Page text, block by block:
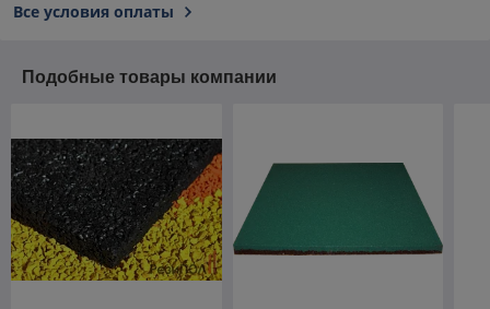
Все условия оплаты
Подобные товары компании